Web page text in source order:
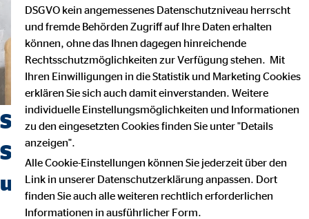
Suchst du einen Job, der
Sicherheit, Selbstbestimmung
und Flexibilität vereint?
DSGVO kein angemessenes Datenschutzniveau herrscht
und fremde Behörden Zugriff auf Ihre Daten erhalten
können, ohne das Ihnen dagegen hinreichende
Rechtsschutzmöglichkeiten zur Verfügung stehen. Mit
Ihren Einwilligungen in die Statistik und Marketing Cookies
erklären Sie sich auch damit einverstanden. Weitere
individuelle Einstellungsmöglichkeiten und Informationen
zu den eingesetzten Cookies finden Sie unter "Details
anzeigen".
Alle Cookie-Einstellungen können Sie jederzeit über den
Link in unserer Datenschutzerklärung anpassen. Dort
finden Sie auch alle weiteren rechtlich erforderlichen
Informationen in ausführlicher Form.